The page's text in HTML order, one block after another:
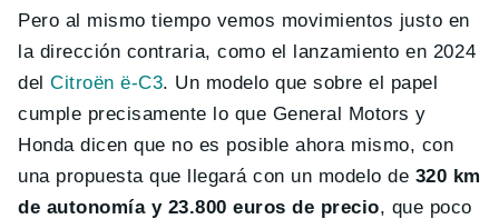
Pero al mismo tiempo vemos movimientos justo en
la dirección contraria, como el lanzamiento en 2024
delCitroën ë-C3. Un modelo que sobre el papel
cumple precisamente lo que General Motors y
Honda dicen que no es posible ahora mismo, con
una propuesta que llegará con un modelo de 320 km
de autonomía y 23.800 euros de precio, que poco